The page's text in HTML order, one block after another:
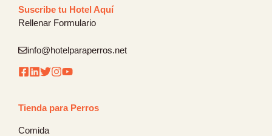
Suscribe tu Hotel Aquí
Rellenar Formulario
info@hotelparaperros.net
Tienda para Perros
Comida